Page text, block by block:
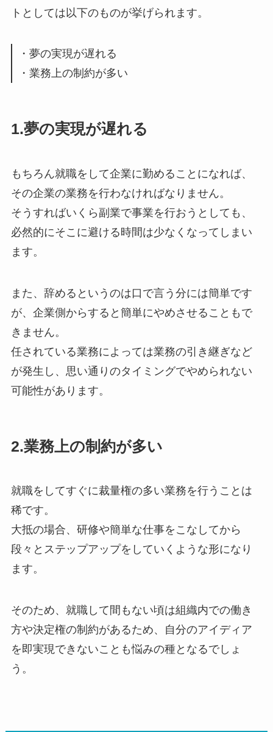
トとしては以下のものが挙げられます。
・夢の実現が遅れる
・業務上の制約が多い
1.夢の実現が遅れる
もちろん就職をして企業に勤めることになれば、
その企業の業務を行わなければなりません。
そうすればいくら副業で事業を行おうとしても、
必然的にそこに避ける時間は少なくなってしまい
ます。
また、辞めるというのは口で言う分には簡単です
が、企業側からすると簡単にやめさせることもで
きません。
任されている業務によっては業務の引き継ぎなど
が発生し、思い通りのタイミングでやめられない
可能性があります。
2.業務上の制約が多い
就職をしてすぐに裁量権の多い業務を行うことは
稀です。
大抵の場合、研修や簡単な仕事をこなしてから
段々とステップアップをしていくような形になり
ます。
そのため、就職して間もない頃は組織内での働き
方や決定権の制約があるため、自分のアイディア
を即実現できないことも悩みの種となるでしょ
う。